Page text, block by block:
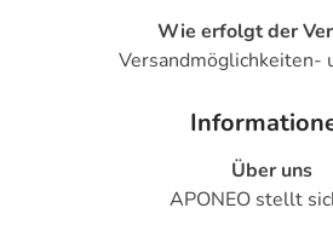
Wie erfolgt der
Versandmöglichkeiten-
Über uns
APONEO stellt